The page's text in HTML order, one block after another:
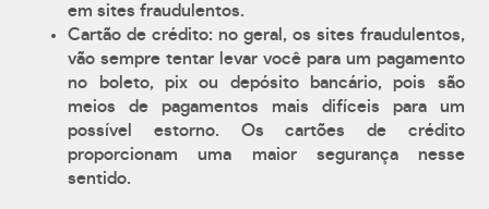
em sites fraudulentos.
Cartão de crédito: no geral, os sites fraudulentos,
vão sempre tentar levar você para um pagamento
no boleto, pix ou depósito bancário, pois são
meios de pagamentos mais difíceis para um
possível estorno. Os cartões de crédito
proporcionam uma maior segurança nesse
sentido.